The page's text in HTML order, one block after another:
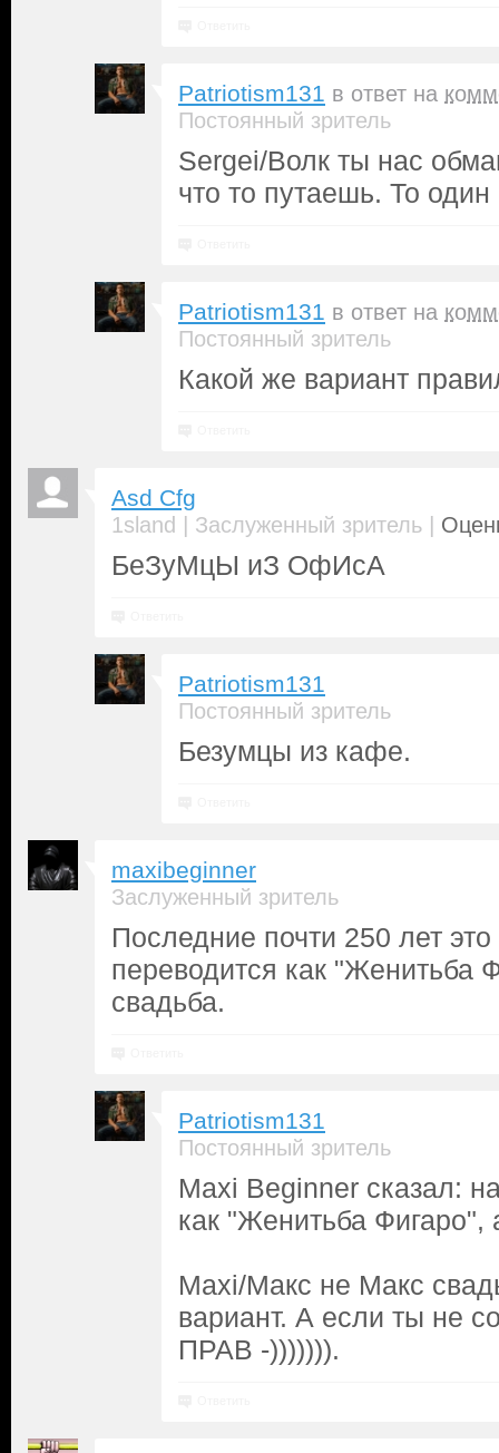
Patriotism131 в ответ на
Постоянный зритель
Sergei/Волк ты нас
что то путаешь. То один
Patriotism131 в ответ на
Постоянный зритель
Какой же вариант
Asd Cfg
1sland | Заслуженный зритель |
БеЗуМцЫ иЗ ОфИсА
Patriotism131
Постоянный зритель
Безумцы из кафе.
maxibeginner
Заслуженный зритель
Последние почти 250 лет
переводится как "Женитьба
свадьба.
Patriotism131
Постоянный зритель
Maxi Beginner сказал:
как "Женитьба Фигаро",
Maxi/Макс не Макс
вариант. А если ты не
ПРАВ -))))))).